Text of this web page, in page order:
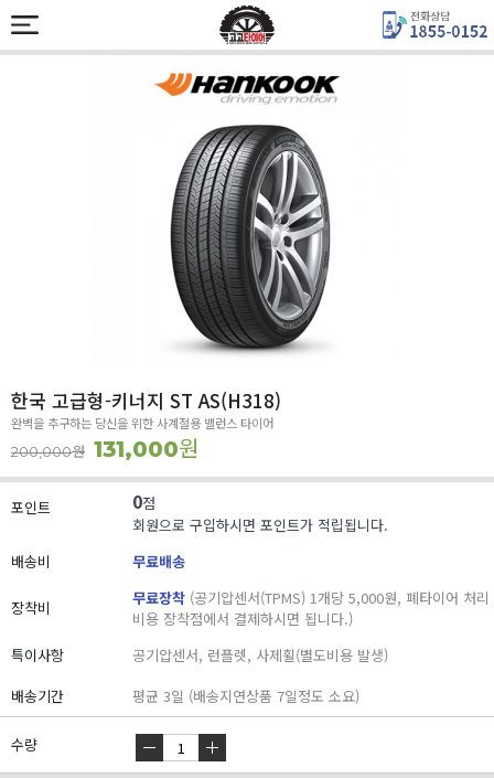
한국 고급형-키너지 ST AS(H318)
완벽을 추구하는 당신을 위한 사계절용 밸런스 타이어
200,000원 131,000원
포인트 0점
회원으로 구입하시면 포인트가 적립됩니다.
배송비
무료배송
장착비 무료장착 (공기압센서(TPMS) 1개당 5,000원, 폐타이어 처리
비용 장착점에서 결제하시면 됩니다.)
특이사항
공기압센서, 런플렛, 사제휠(별도비용 발생)
배송기간
평균 3일 (배송지연상품 7일정도 소요)
수량